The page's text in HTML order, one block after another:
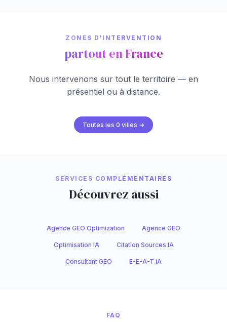
ZONES D'INTERVENTION
partout en France
Nous intervenons sur tout le territoire — en
présentiel ou à distance.
Toutes les 0 villes →
SERVICES COMPLÉMENTAIRES
Découvrez aussi
Agence GEO Optimization Agence GEO
Optimisation IA Citation Sources IA
Consultant GEO E-E-A-T IA
FAQ